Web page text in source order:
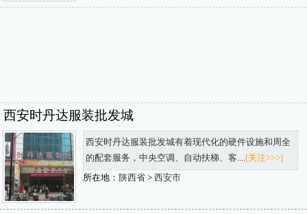
西安时丹达服装批发城
西安时丹达服装批发城有着现代化的硬件设施和周全
的配套服务，中央空调、自动扶梯、客....[关注>>>]
所在地： 陕西省> 西安市